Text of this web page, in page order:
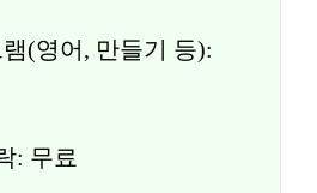
(영어, 만들기 등):
: 무료